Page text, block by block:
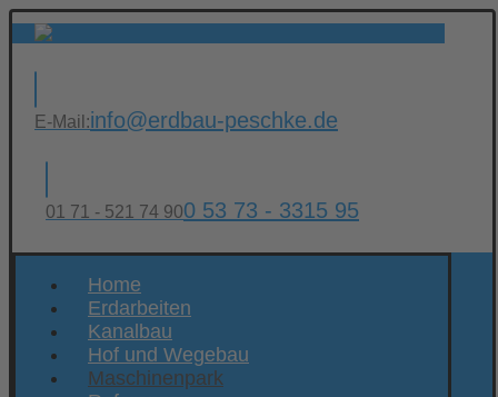
E-Mail:info@erdbau-peschke.de
01 71 - 521 74 900 53 73 - 3315 95
Home
Erdarbeiten
Kanalbau
Hof und Wegebau
Maschinenpark